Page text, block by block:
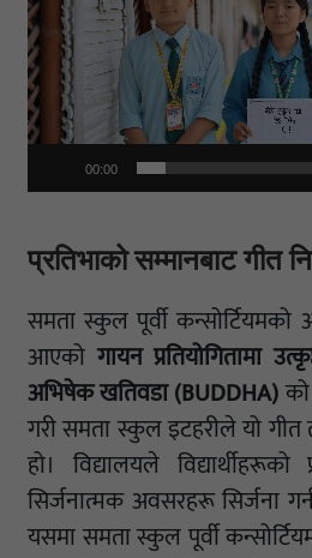
00:00
प्रतिभाको सम्मानबाट गीत
समता स्कुल पूर्वी
आएको गायन प्रतियोगितामा
अभिषेक खतिवडा (BUDDHA)
गरी समता स्कुल इटहरीले यो गीत
हो। विद्यालयले
सिर्जनात्मक अवसरहरू सिर्जना
यसमा समता स्कुल पूर्वी